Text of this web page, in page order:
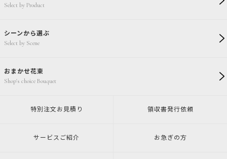
Select by Product
シーンから選ぶ
Select by Scene
おまかせ花束
Shop's choice Bouquet
特別注文 お見積り 領収書発行依頼
サービスご紹介 お急ぎの方